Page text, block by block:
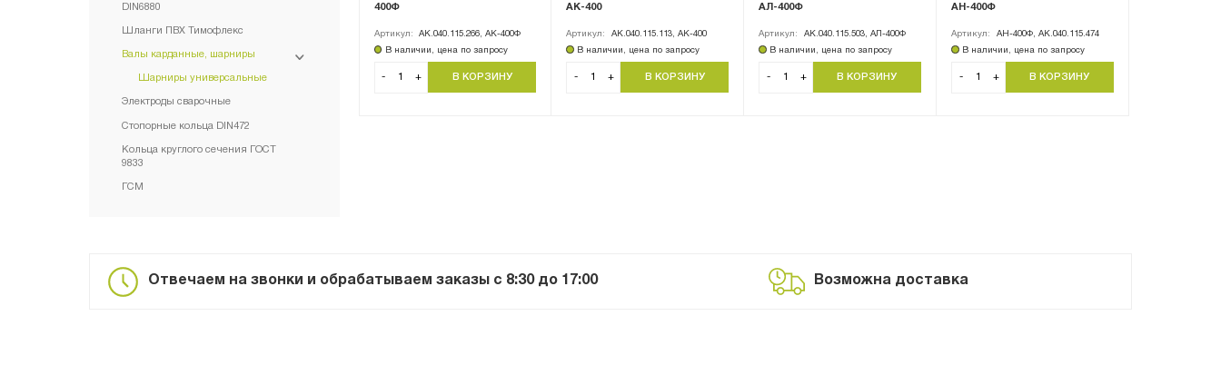
DIN6880
Шланги ПВХ Тимофлекс
Валы карданные, шарниры
Шарниры универсальные
Электроды сварочные
Стопорные кольца DIN472
Кольца круглого сечения ГОСТ
9833
ГСМ
400Ф
Артикул:
АК.040.115.266, АK-400Ф
В наличии, цена по запросу
- +
АК-400
Артикул:
АК.040.115.113, АК-400
В наличии, цена по запросу
- +
АЛ-400Ф
Артикул:
АК.040.115.503, АЛ-400Ф
В наличии, цена по запросу
- +
АН-400Ф
Артикул:
АН-400Ф, АК.040.115.474
В наличии, цена по запросу
- +
Отвечаем на звонки и обрабатываем заказы с 8:30 до 17:00 Возможна доставка